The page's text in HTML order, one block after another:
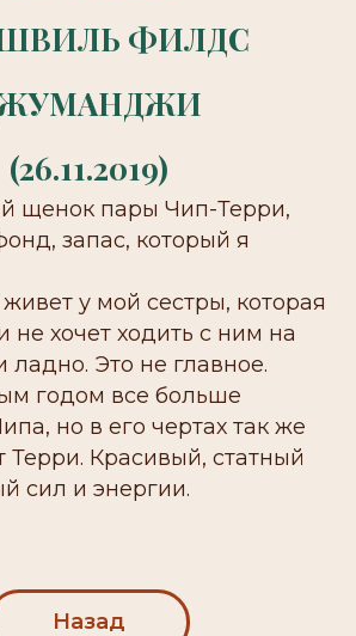
ФИЛДС
(26.11.2019)
щенок пары Чип-Терри,
запас, который я
у мой сестры, которая
не хочет ходить с ним на
ладно. Это не главное.
годом все больше
но в его чертах так же
Терри. Красивый, статный
сил и энергии.
Назад